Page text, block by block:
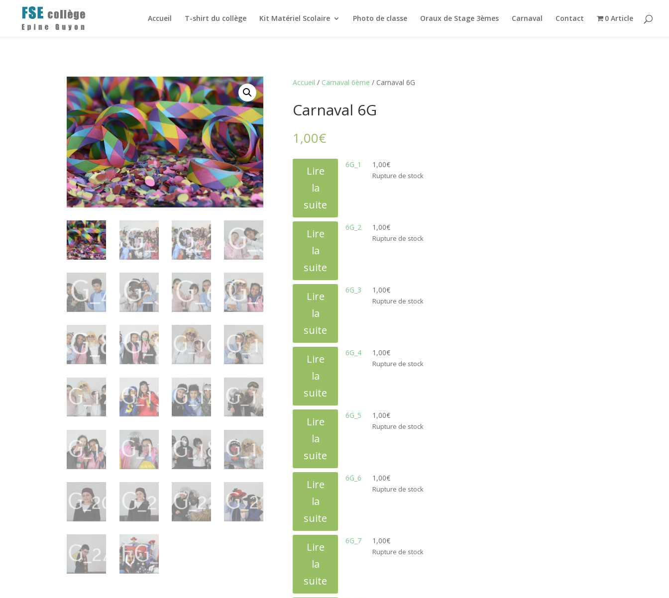
Accueil T-shirt du collège Kit Matériel Scolaire Photo de classe Oraux de Stage 3èmes Carnaval Contact 0 Article
Accueil / Carnaval 6ème / Carnaval 6G
Carnaval 6G
1,00€
Lire
la
suite
6G_1 1,00€
Rupture de stock
Lire
la
suite
6G_2 1,00€
Rupture de stock
Lire
la
suite
6G_3 1,00€
Rupture de stock
Lire
la
suite
6G_4 1,00€
Rupture de stock
Lire
la
suite
6G_5 1,00€
Rupture de stock
Lire
la
suite
6G_6 1,00€
Rupture de stock
Lire
la
suite
6G_7 1,00€
Rupture de stock